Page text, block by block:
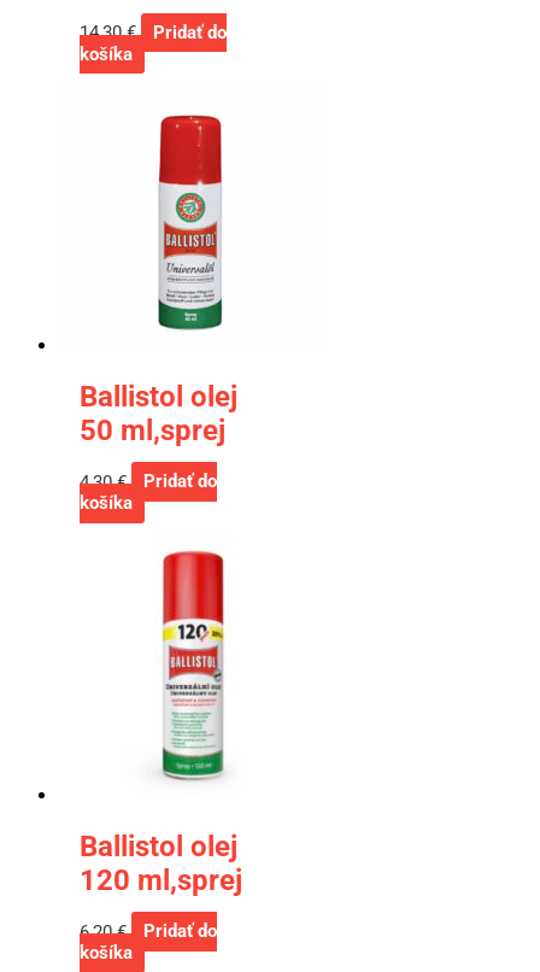
14,30€
Pridať do
košíka
Ballistol olej
50 ml,sprej
4,30€
Pridať do
košíka
Ballistol olej
120 ml,sprej
6,20€
Pridať do
košíka